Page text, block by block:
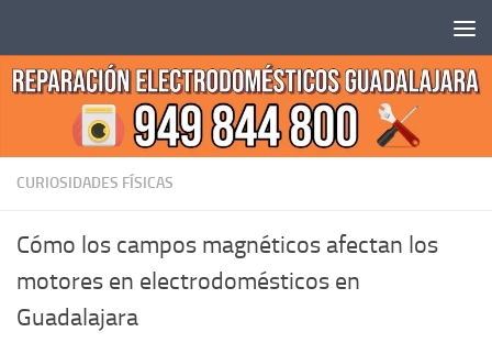
CURIOSIDADES FÍSICAS
Cómo los campos magnéticos afectan los
motores en electrodomésticos en
Guadalajara